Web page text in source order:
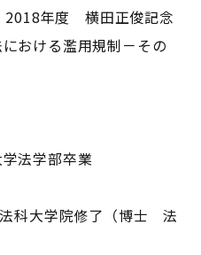
年度 横田正俊記念
おける濫用規制－その
法学部卒業
科大学院修了（博士 法